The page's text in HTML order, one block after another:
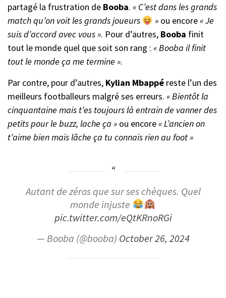
partagé la frustration de Booba. « C’est dans les grands
match qu’on voit les grands joueurs
»ou encore« Je
suis d’accord avec vous ». Pour d’autres, Booba finit
tout le monde quel que soit son rang : « Booba il finit
tout le monde ça me termine ».
Par contre, pour d’autres, Kylian Mbappé reste l’un des
meilleurs footballeurs malgré ses erreurs. « Bientôt la
cinquantaine mais t’es toujours là entrain de vanner des
petits pour le buzz, lache ça » ou encore« L’ancien on
t’aime bien mais lâche ça tu connais rien au foot »
Autant de zéros que sur ses chèques. Quel
monde injuste
pic.twitter.com/eQtKRnoRGi
— Booba (@booba) October 26, 2024